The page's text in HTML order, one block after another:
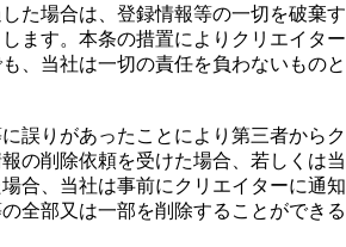
た場合は、登録情報等の一切を破棄す
ます。本条の措置によりクリエイター
、当社は一切の責任を負わないものと
誤りがあったことにより第三者からク
の削除依頼を受けた場合、若しくは当
合、当社は事前にクリエイターに通知
全部又は一部を削除することができる